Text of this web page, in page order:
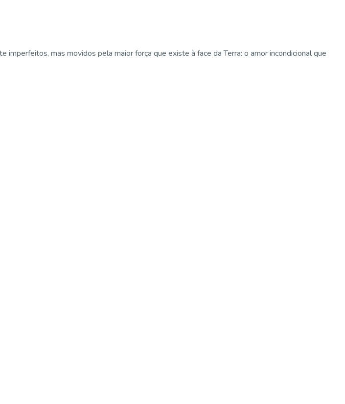
mas movidos pela maior força que existe à face da Terra: o amor incondicional que